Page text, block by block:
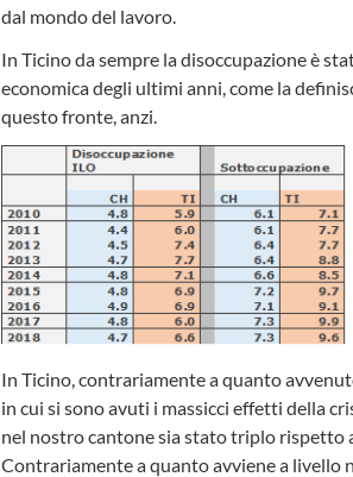
dal mondo del lavoro.
In Ticino da sempre la disoccupazione è
economica degli ultimi anni, come la
questo fronte, anzi.
In Ticino, contrariamente a quanto
in cui si sono avuti i massicci effetti della
nel nostro cantone sia stato triplo rispetto
Contrariamente a quanto avviene a livello